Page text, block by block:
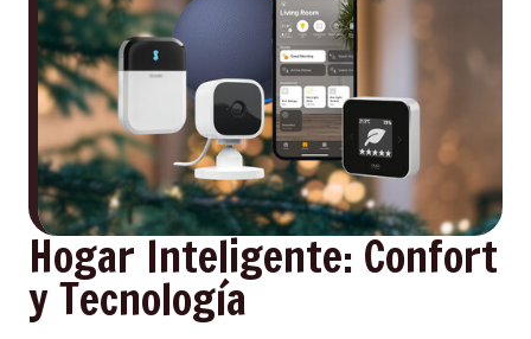
Hogar Inteligente: Confort
y Tecnología